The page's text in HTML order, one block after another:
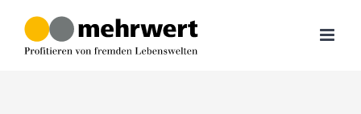
Inhalt
springen